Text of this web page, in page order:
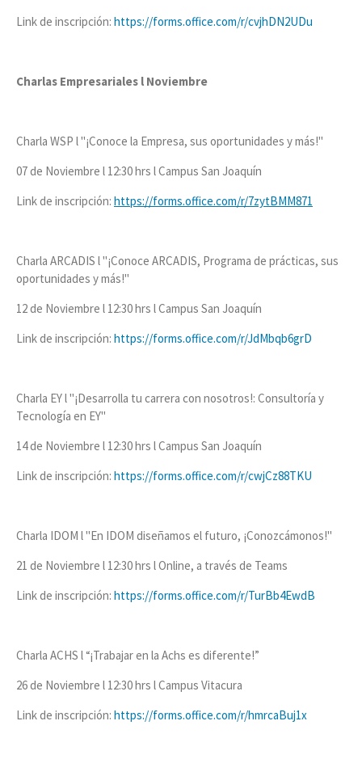
Link de inscripción: https://forms.office.com/r/cvjhDN2UDu
Charlas Empresariales l Noviembre
Charla WSP l "¡Conoce la Empresa, sus oportunidades y más!"
07 de Noviembre l 12:30 hrs l Campus San Joaquín
Link de inscripción: https://forms.office.com/r/7zytBMM871
Charla ARCADIS l "¡Conoce ARCADIS, Programa de prácticas, sus
oportunidades y más!"
12 de Noviembre l 12:30 hrs l Campus San Joaquín
Link de inscripción: https://forms.office.com/r/JdMbqb6grD
Charla EY l "¡Desarrolla tu carrera con nosotros!: Consultoría y
Tecnología en EY"
14 de Noviembre l 12:30 hrs l Campus San Joaquín
Link de inscripción: https://forms.office.com/r/cwjCz88TKU
Charla IDOM l "En IDOM diseñamos el futuro, ¡Conozcámonos!"
21 de Noviembre l 12:30 hrs l Online, a través de Teams
Link de inscripción: https://forms.office.com/r/TurBb4EwdB
Charla ACHS l “¡Trabajar en la Achs es diferente!”
26 de Noviembre l 12:30 hrs l Campus Vitacura
Link de inscripción: https://forms.office.com/r/hmrcaBuj1x